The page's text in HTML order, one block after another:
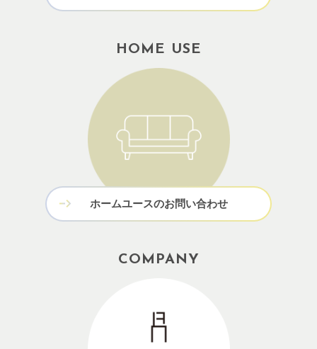
HOME USE
ホームユースのお問い合わせ
COMPANY